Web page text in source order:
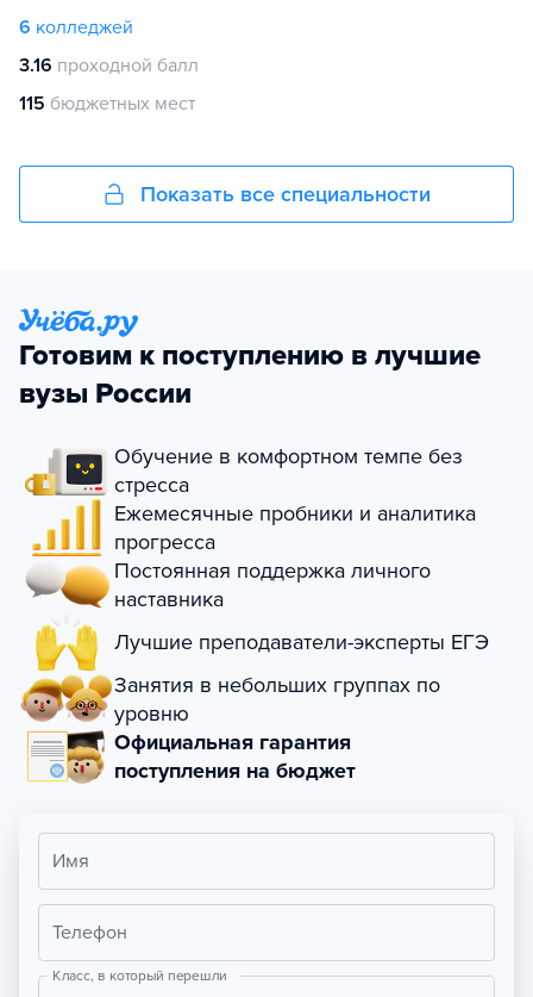
6 колледжей
3.16 проходной балл
115 бюджетных мест
Показать все специальности
Готовим к поступлению в лучшие
вузы России
Обучение в комфортном темпе без
стресса
Ежемесячные пробники и аналитика
прогресса
Постоянная поддержка личного
наставника
Лучшие преподаватели-эксперты ЕГЭ
Занятия в небольших группах по
уровню
Официальная гарантия
поступления на бюджет
Имя
Телефон
Класс, в который перешли